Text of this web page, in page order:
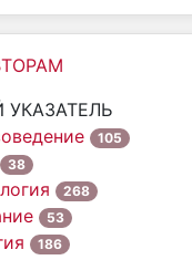
105
38
268
53
186